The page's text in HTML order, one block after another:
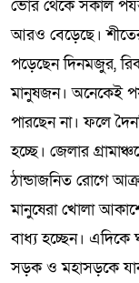
ভোর থেকে সকাল
আরও বেড়েছে।
পড়েছেন দিনমজুর,
মানুষজন। অনেকেই
পারছেন না। ফলে
হচ্ছে। জেলার
ঠান্ডাজনিত রোগে
মানুষেরা খোলা
বাধ্য হচ্ছেন। এদিকে
সড়ক ও মহাসড়কে